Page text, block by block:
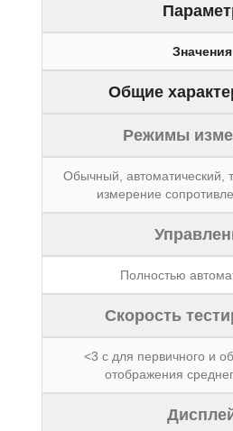
Значения
Общие
Режимы
Обычный, автоматический,
измерение
Полностью
Скорость
<3 с для первичного и
отображения